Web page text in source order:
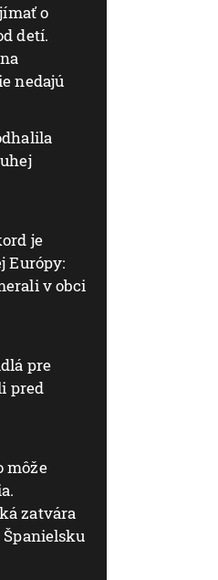
o
detí.
nedajú
je
Európy:
v obci
pre
pred
môže
zatvára